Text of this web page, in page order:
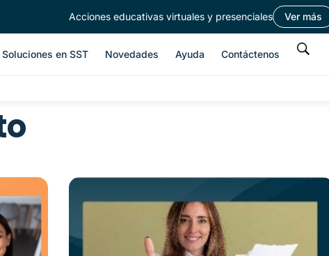
Acciones educativas virtuales y presenciales Ver más
Soluciones en SST Novedades Ayuda Contáctenos